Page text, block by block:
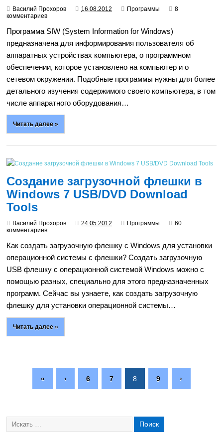
Василий Прохоров 16.08.2012 Программы
8
комментариев
Программа SIW (System Information for Windows)
предназначена для информирования пользователя об
аппаратных устройствах компьютера, о программном
обеспечении, которое установлено на компьютер и о
сетевом окружении. Подобные программы нужны для более
детального изучения содержимого своего компьютера, в том
числе аппаратного оборудования…
Читать далее »
Создание загрузочной флешки в
Windows 7 USB/DVD Download
Tools
Василий Прохоров 24.05.2012 Программы
60
комментариев
Как создать загрузочную флешку с Windows для установки
операционной системы с флешки? Создать загрузочную
USB флешку с операционной системой Windows можно с
помощью разных, специально для этого предназначенных
программ. Сейчас вы узнаете, как создать загрузочную
флешку для установки операционной системы…
Читать далее »
« ‹ 6 7 8 9 ›